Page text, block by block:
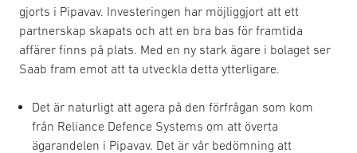
gjorts i Pipavav. Investeringen har möjliggjort att ett
partnerskap skapats och att en bra bas för framtida
affärer finns på plats. Med en ny stark ägare i bolaget ser
Saab fram emot att ta utveckla detta ytterligare.
Det är naturligt att agera på den förfrågan som kom
från Reliance Defence Systems om att överta
ägarandelen i Pipavav. Det är vår bedömning att